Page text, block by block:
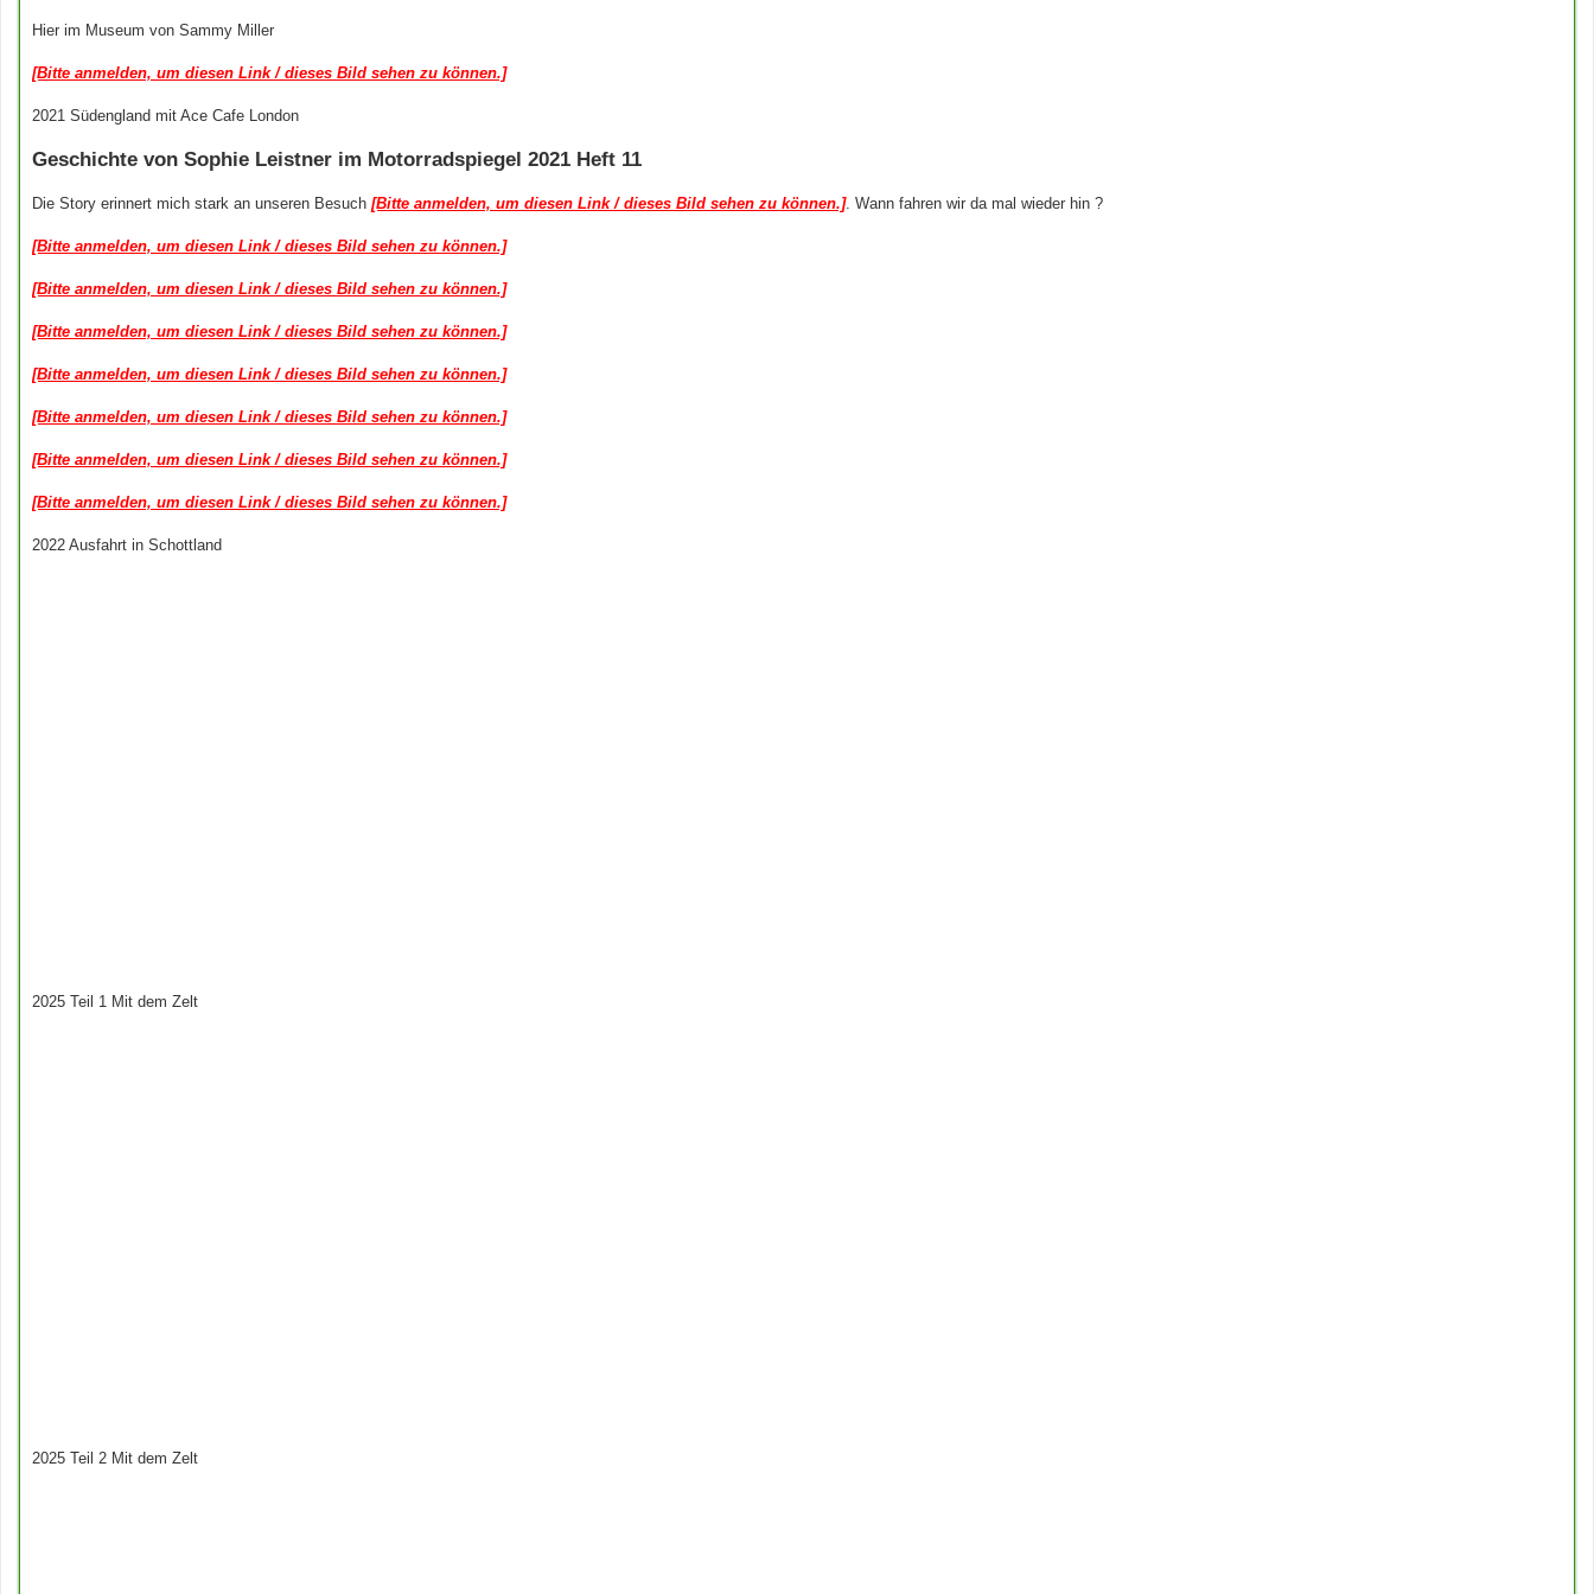
Hier im Museum von Sammy Miller
[Bitte anmelden, um diesen Link / dieses Bild sehen zu können.]
2021 Südengland mit Ace Cafe London
Geschichte von Sophie Leistner im Motorradspiegel 2021 Heft 11
Die Story erinnert mich stark an unseren Besuch [Bitte anmelden, um diesen Link / dieses Bild sehen zu können.]. Wann fahren wir da mal wieder hin ?
[Bitte anmelden, um diesen Link / dieses Bild sehen zu können.]
[Bitte anmelden, um diesen Link / dieses Bild sehen zu können.]
[Bitte anmelden, um diesen Link / dieses Bild sehen zu können.]
[Bitte anmelden, um diesen Link / dieses Bild sehen zu können.]
[Bitte anmelden, um diesen Link / dieses Bild sehen zu können.]
[Bitte anmelden, um diesen Link / dieses Bild sehen zu können.]
[Bitte anmelden, um diesen Link / dieses Bild sehen zu können.]
2022 Ausfahrt in Schottland
2025 Teil 1 Mit dem Zelt
2025 Teil 2 Mit dem Zelt